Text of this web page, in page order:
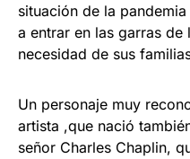
situación de la
a entrar en las garras
necesidad de sus
Un personaje muy
artista ,que nació
señor Charles Chaplin,